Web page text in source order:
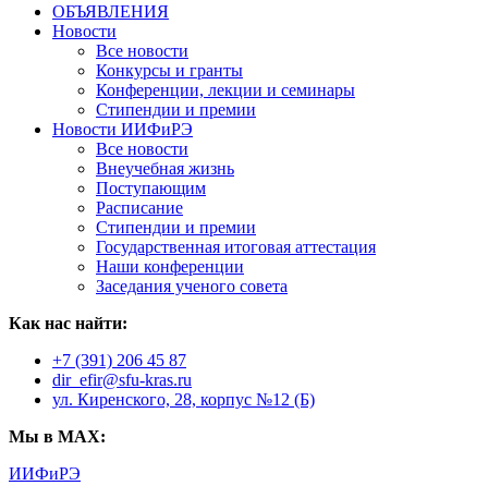
ОБЪЯВЛЕНИЯ
Новости
Все новости
Конкурсы и гранты
Конференции, лекции и семинары
Стипендии и премии
Новости ИИФиРЭ
Все новости
Внеучебная жизнь
Поступающим
Расписание
Стипендии и премии
Государственная итоговая аттестация
Наши конференции
Заседания ученого совета
Как нас найти:
+7 (391) 206 45 87
dir_efir@sfu-kras.ru
ул. Киренского, 28, корпус №12 (Б)
Мы в MAX:
ИИФиРЭ